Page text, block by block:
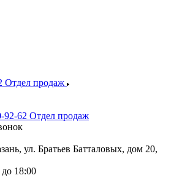
Отдел продаж
92-62 Отдел продаж
ул. Братьев Батталовых, дом 20,
18:00